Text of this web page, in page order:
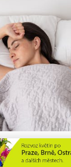
správné matrace